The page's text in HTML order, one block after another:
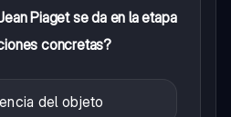
Piaget se da en la etapa
concretas?
del objeto